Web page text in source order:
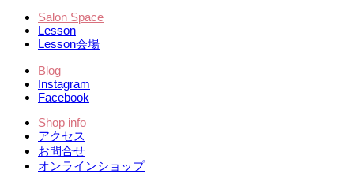
Salon Space
Lesson
Lesson会場
Blog
Instagram
Facebook
Shop info
アクセス
お問合せ
オンラインショップ